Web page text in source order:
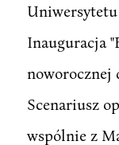
Inauguracja
noworocznej
Scenariusz
wspólnie z